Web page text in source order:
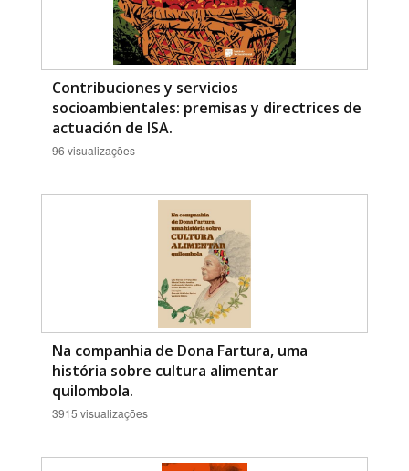
Contribuciones y servicios
socioambientales: premisas y directrices de
actuación de ISA.
96 visualizações
Na companhia de Dona Fartura, uma
história sobre cultura alimentar
quilombola.
3915 visualizações